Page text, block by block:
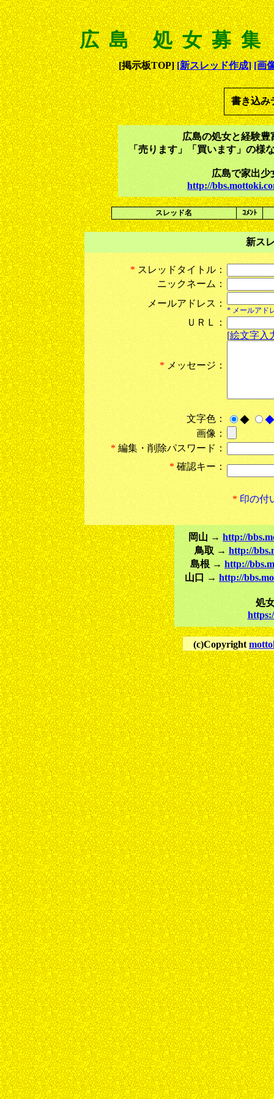
広島 処女募
[掲示板TOP][新スレッド作成] [画
書き込み
広島の処女と経験
「売ります」「買います」の様
広島で家出少
http://
スレッド名 ｺﾒﾝﾄ
新ス
* スレッドタイトル：
ニックネーム：
メールアドレス：
* メールアド
ＵＲＬ：
* メッセージ：
[絵文字入
文字色： ◆
◆
画像：
* 編集・削除パスワード：
* 確認キー：
* 印の付
岡山 → http://
鳥取 → http://
島根 → http://
山口 → http://
処
(c)Copyright